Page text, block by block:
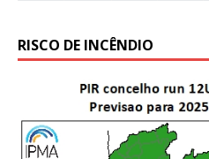
RISCO DE INCÊNDIO